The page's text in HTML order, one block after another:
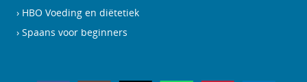
HBO Voeding en diëtetiek
Spaans voor beginners